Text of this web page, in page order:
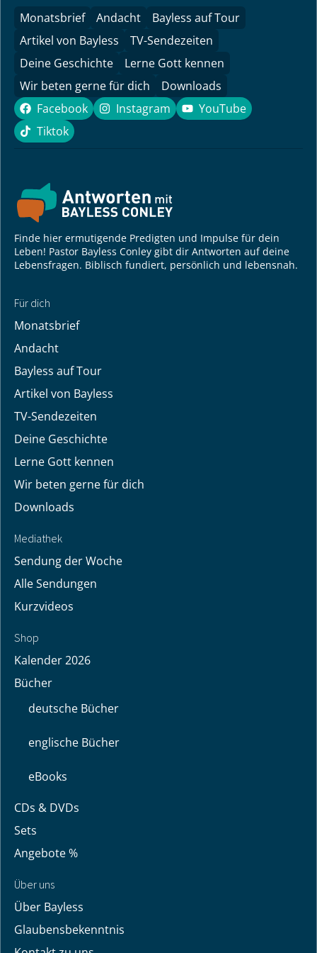
Monatsbrief Andacht
Bayless auf Tour
Artikel von Bayless
TV-Sendezeiten
Deine Geschichte
Lerne Gott kennen
Wir beten gerne für dich
Downloads
Facebook
Facebook Instagram
Instagram YouTube
YouTube
Tiktok
Tiktok
Finde hier ermutigende Predigten und Impulse für dein
Leben! Pastor Bayless Conley gibt dir Antworten auf deine
Lebensfragen. Biblisch fundiert, persönlich und lebensnah.
Für dich
Monatsbrief
Andacht
Bayless auf Tour
Artikel von Bayless
TV-Sendezeiten
Deine Geschichte
Lerne Gott kennen
Wir beten gerne für dich
Downloads
Mediathek
Sendung der Woche
Alle Sendungen
Kurzvideos
Shop
Kalender 2026
Bücher
deutsche Bücher
englische Bücher
eBooks
CDs & DVDs
Sets
Angebote %
Über uns
Über Bayless
Glaubensbekenntnis